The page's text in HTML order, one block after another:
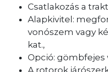
Csatlakozás a
Alapkivitel:
vonószem vagy
kat.,
Opció: gömbfejes